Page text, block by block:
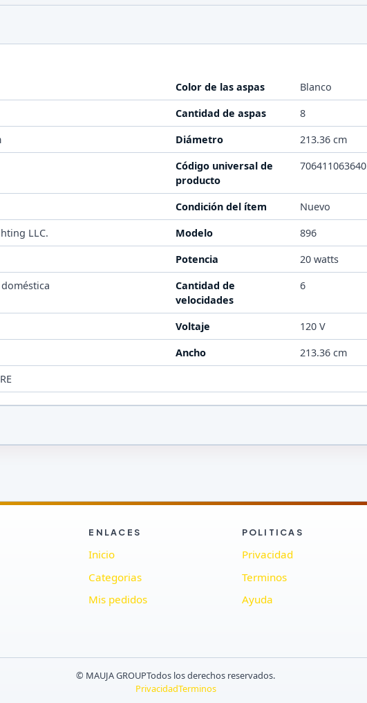
Color de las aspas
Blanco
Cantidad de aspas
8
Diámetro
213.36 cm
Código universal de
producto
706411063640
Condición del ítem
Nuevo
LLC. Modelo
896
Potencia
20 watts
Cantidad de
velocidades
6
Voltaje
120 V
Ancho
213.36 cm
ENLACES
Inicio
Categorias
Mis pedidos
POLITICAS
Privacidad
Terminos
Ayuda
© MAUJA GROUPTodos los derechos reservados.
PrivacidadTerminos